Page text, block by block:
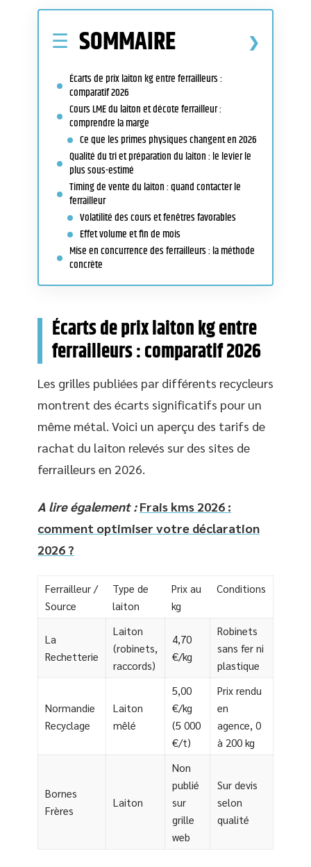
SOMMAIRE
Écarts de prix laiton kg entre ferrailleurs :
comparatif 2026
Cours LME du laiton et décote ferrailleur :
comprendre la marge
Ce que les primes physiques changent en 2026
Qualité du tri et préparation du laiton : le levier le
plus sous-estimé
Timing de vente du laiton : quand contacter le
ferrailleur
Volatilité des cours et fenêtres favorables
Effet volume et fin de mois
Mise en concurrence des ferrailleurs : la méthode
concrète
Écarts de prix laiton kg entre
ferrailleurs : comparatif 2026
Les grilles publiées par différents recycleurs
montrent des écarts significatifs pour un
même métal. Voici un aperçu des tarifs de
rachat du laiton relevés sur des sites de
ferrailleurs en 2026.
A lire également : Frais kms 2026 :
comment optimiser votre déclaration
2026 ?
Ferrailleur /
Source
Type de
laiton
Prix au
kg
Conditions
La
Rechetterie
Laiton
(robinets,
raccords)
4,70
€/kg
Robinets
sans fer ni
plastique
Normandie
Recyclage
Laiton
mêlé
5,00
€/kg
(5 000
€/t)
Prix rendu
en
agence, 0
à 200 kg
Bornes
Frères
Laiton
Non
publié
sur
grille
web
Sur devis
selon
qualité